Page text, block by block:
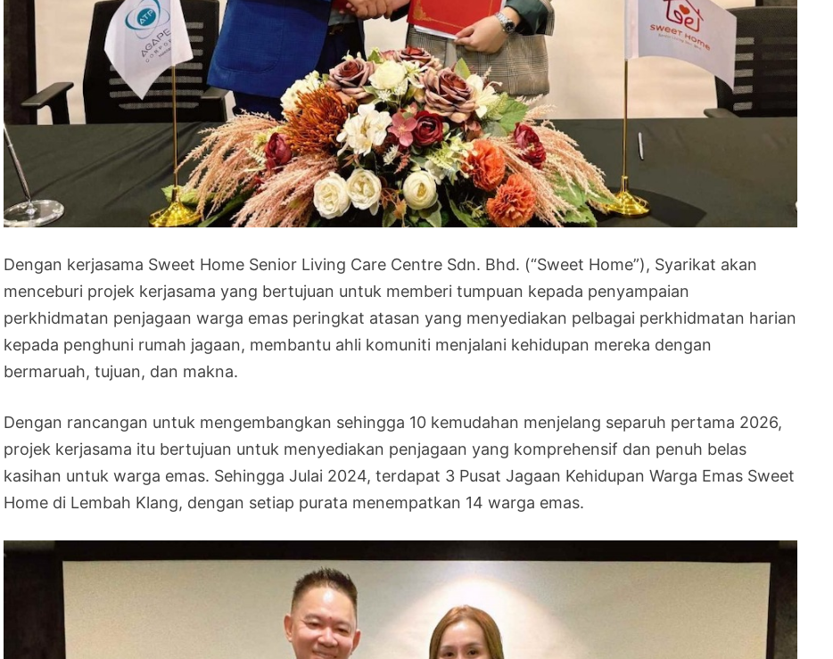
Dengan kerjasama Sweet Home Senior Living Care Centre Sdn. Bhd. (“Sweet Home”), Syarikat akan
menceburi projek kerjasama yang bertujuan untuk memberi tumpuan kepada penyampaian
perkhidmatan penjagaan warga emas peringkat atasan yang menyediakan pelbagai perkhidmatan harian
kepada penghuni rumah jagaan, membantu ahli komuniti menjalani kehidupan mereka dengan
bermaruah, tujuan, dan makna.
Dengan rancangan untuk mengembangkan sehingga 10 kemudahan menjelang separuh pertama 2026,
projek kerjasama itu bertujuan untuk menyediakan penjagaan yang komprehensif dan penuh belas
kasihan untuk warga emas. Sehingga Julai 2024, terdapat 3 Pusat Jagaan Kehidupan Warga Emas Sweet
Home di Lembah Klang, dengan setiap purata menempatkan 14 warga emas.